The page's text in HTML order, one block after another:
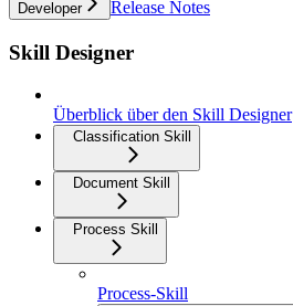
Developer Release Notes
Skill Designer
Überblick über den Skill Designer
Classification Skill
Document Skill
Process Skill
Process-Skill